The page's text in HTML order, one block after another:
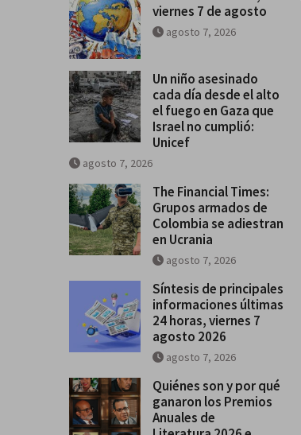
se salga de control
Breves del mundo,
viernes 7 de agosto
agosto 7, 2026
Un niño asesinado
cada día desde el alto
el fuego en Gaza que
Israel no cumplió:
Unicef
agosto 7, 2026
The Financial Times:
Grupos armados de
Colombia se adiestran
en Ucrania
agosto 7, 2026
Síntesis de principales
informaciones últimas
24 horas, viernes 7
agosto 2026
agosto 7, 2026
Quiénes son y por qué
ganaron los Premios
Anuales de